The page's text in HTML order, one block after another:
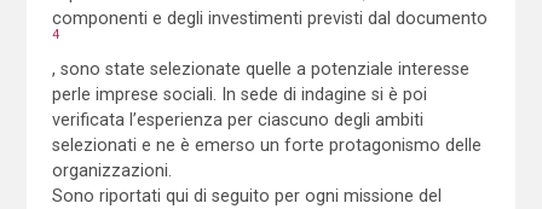
componenti e degli investimenti previsti dal documento
4
, sono state selezionate quelle a potenziale interesse
perle imprese sociali. In sede di indagine si è poi
verificata l’esperienza per ciascuno degli ambiti
selezionati e ne è emerso un forte protagonismo delle
organizzazioni.
Sono riportati qui di seguito per ogni missione del